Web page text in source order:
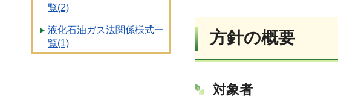
覧(2)
液化石油ガス法関係様式一
覧(1)
方針の概要
対象者